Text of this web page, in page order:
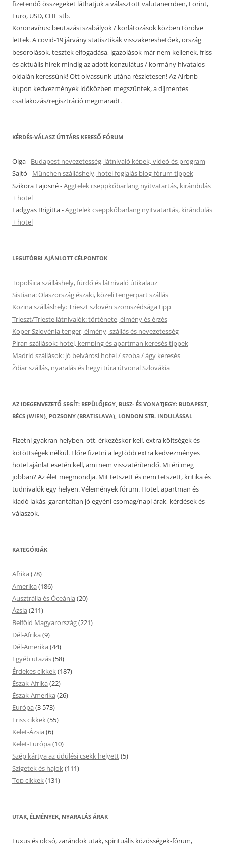
fizetendő összegeket láthatjuk a választott valutanemben, Forint,
Euro, USD, CHF stb.
Koronavírus: beutazási szabályok / korlátozások közben törölve
lettek. A covid-19 járvány statisztikák visszakereshetőek, ország
besorolások, tesztek elfogadása, igazolások már nem kellenek, friss
és aktuális hírek mindig az adott konzulátus / kormány hivatalos
oldalán keressünk! Ott olvassunk utána részletesen! Az Airbnb
kupon kedvezmények időközben megszűntek, a díjmentes
csatlakozás/regisztráció megmaradt.
KÉRDÉS-VÁLASZ ÚTITÁRS KERESŐ FÓRUM
Olga- Budapest nevezetesség, látnivaló képek, videó és program
Sajtó - München szálláshely, hotel foglalás blog-fórum tippek
Szikora Lajosné-Aggtelek cseppkőbarlang nyitvatartás, kirándulás
+ hotel
Fadgyas Brigitta-Aggtelek cseppkőbarlang nyitvatartás, kirándulás
+ hotel
LEGUTÓBBI AJÁNLOTT CÉLPONTOK
Topolšica szálláshely, fürdő és látnivaló útikalauz
Sistiana: Olaszország északi, közeli tengerpart szállás
Kozina szálláshely: Trieszt szlovén szomszédsága tipp
Trieszt/Trieste látnivalók: története, élmény és érzés
Koper Szlovénia tenger, élmény, szállás és nevezetesség
Piran szállások: hotel, kemping és apartman keresés tippek
Madrid szállások: jó belvárosi hotel / szoba / ágy keresés
Ždiar szállás, nyaralás és hegyi túra útvonal Szlovákia
AZ IDEGENVEZETŐ SEGÍT: REPÜLŐJEGY, BUSZ- ÉS VONATJEGY: BUDAPEST,
BÉCS (WIEN), POZSONY (BRATISLAVA), LONDON STB. INDULÁSSAL
Fizetni gyakran helyben, ott, érkezéskor kell, extra költségek és
kötöttségek nélkül. Előre fizetni a legtöbb extra kedvezményes
hotel ajánlat esetén kell, ami nem visszatérítendő. Mi éri meg
jobban? Az élet megmondja. Mit tetszett és nem tetszett, kritika és
tudnivalók egy helyen. Vélemények fórum. Hotel, apartman és
kiadó lakás, garantáltan jó egyéni csomag/napi árak, kérdések és
válaszok.
KATEGÓRIÁK
Afrika (78)
Amerika (186)
Ausztrália és Óceánia (20)
Ázsia (211)
Belföld Magyarország(221)
Dél-Afrika (9)
Dél-Amerika (44)
Egyéb utazás(58)
Érdekes cikkek(187)
Észak-Afrika (22)
Észak-Amerika (26)
Európa (3 573)
Friss cikkek(55)
Kelet-Ázsia (6)
Kelet-Európa (10)
Szép kártya az üdülési csekk helyett(5)
Szigetek és hajok(111)
Top cikkek(131)
UTAK, ÉLMÉNYEK, NYARALÁS ÁRAK
Luxus és olcsó, zarándok utak, spirituális közösségek-fórum,